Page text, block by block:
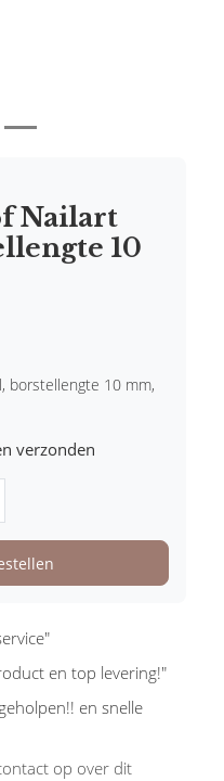
Nailart
10
borstellengte 10 mm,
verzonden
en top levering!"
en snelle
op over dit